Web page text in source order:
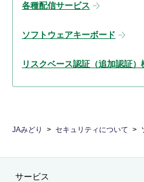
各種配信サービス
ソフトウェアキーボード
リスクベース認証（追加認証）
JAみどり セキュリティについて
サービス